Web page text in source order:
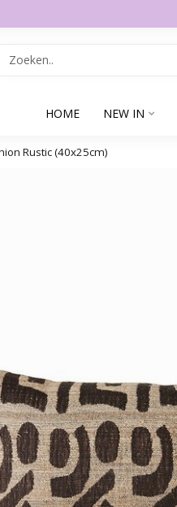
HOME NEW IN
Rustic (40x25cm)